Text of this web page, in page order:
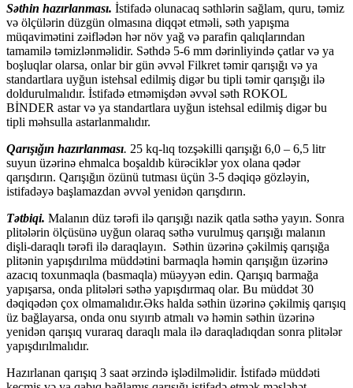
Səthin hazırlanması. İstifadə olunacaq səthlərin sağlam, quru, təmiz
və ölçülərin düzgün olmasına diqqət etməli, səth yapışma
müqavimətini zəiflədən hər növ yağ və parafin qalıqlarından
tamamilə təmizlənməlidir. Səthdə 5-6 mm dərinliyində çatlar və ya
boşluqlar olarsa, onlar bir gün əvvəl Filkret təmir qarışığı və ya
standartlara uyğun istehsal edilmiş digər bu tipli təmir qarışığı ilə
doldurulmalıdır. İstifadə etməmişdən əvvəl səth ROKOL
BİNDER astar və ya standartlara uyğun istehsal edilmiş digər bu
tipli məhsulla astarlanmalıdır.
Qarışığın hazırlanması. 25 kq-lıq tozşəkilli qarışığı 6,0 – 6,5 litr
suyun üzərinə ehmalca boşaldıb kürəciklər yox olana qədər
qarışdırın. Qarışığın özünü tutması üçün 3-5 dəqiqə gözləyin,
istifadəyə başlamazdan əvvəl yenidən qarışdırın.
Tətbiqi. Malanın düz tərəfi ilə qarışığı nazik qatla səthə yayın. Sonra
plitələrin ölçüsünə uyğun olaraq səthə vurulmuş qarışığı malanın
dişli-daraqlı tərəfi ilə daraqlayın. Səthin üzərinə çəkilmiş qarışığa
plitənin yapışdırılma müddətini barmaqla həmin qarışığın üzərinə
azacıq toxunmaqla (basmaqla) müəyyən edin. Qarışıq barmağa
yapışarsa, onda plitələri səthə yapışdırmaq olar. Bu müddət 30
dəqiqədən çox olmamalıdır.Əks halda səthin üzərinə çəkilmiş qarışıq
üz bağlayarsa, onda onu sıyırıb atmalı və həmin səthin üzərinə
yenidən qarışıq vuraraq daraqlı mala ilə daraqladıqdan sonra plitələr
yapışdırılmalıdır.
Hazırlanan qarışıq 3 saat ərzində işlədilməlidir. İstifadə müddəti